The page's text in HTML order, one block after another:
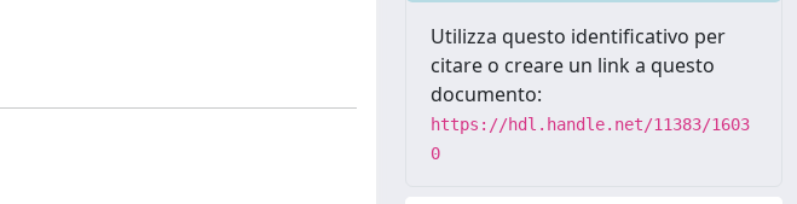
Utilizza questo identificativo per
citare o creare un link a questo
documento:
https://hdl.handle.net/11383/1603
0